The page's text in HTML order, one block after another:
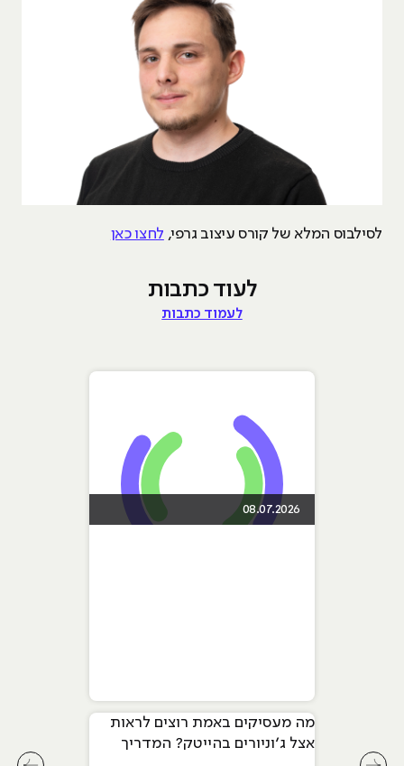
לסילבוס המלא של קורס עיצוב גרפי, לחצו כאן
לעוד כתבות
לעמוד כתבות
08.07.2026
מה מעסיקים באמת רוצים לראות
אצל ג׳וניורים בהייטק? המדריך